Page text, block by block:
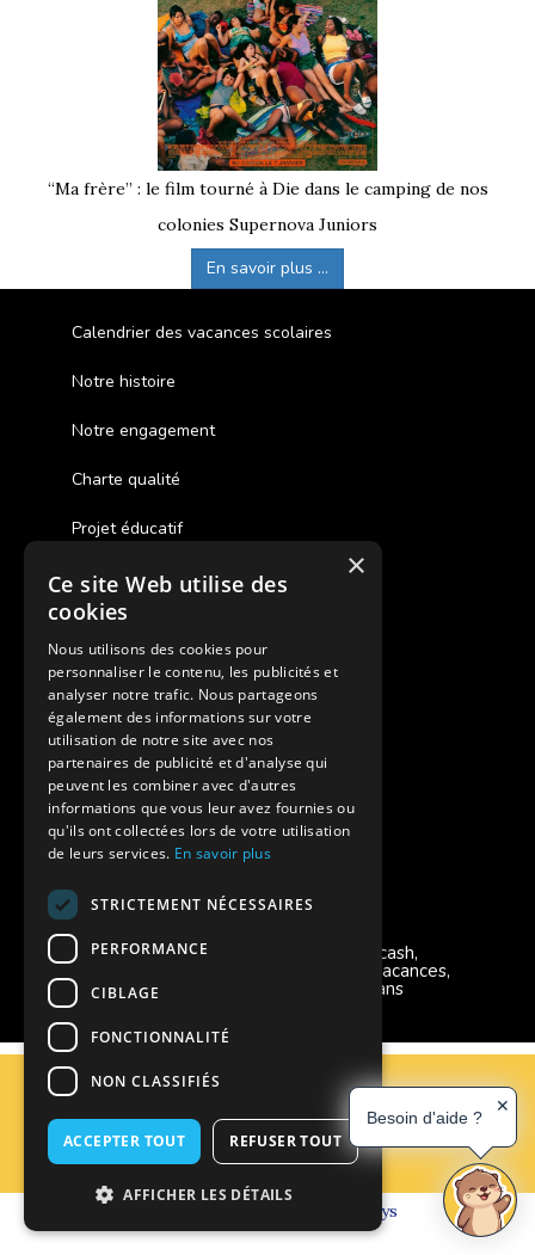
“Ma frère” : le film tourné à Die dans le camping de nos
colonies Supernova Juniors
En savoir plus ...
Calendrier des vacances scolaires
Notre histoire
Notre engagement
Charte qualité
Projet éducatif
Des colonies de vacances inclusives
Assurances annulations
Aides financières pour partir en colonie
Charte de confidentialité
Vacances Adaptées Adulte Supernova
Modes de règlement acceptés
Chèque, Virement, Espèces, Mandats cash,
Bons CAF, Conseil général, Chèques vacances,
Carte bancaire, Prise en charge reçu sans
règlement, Prélèvement, Pass Colo
Plan du site
Espace Professionnels
Vackélys
×
Ce site Web utilise des
cookies
Nous utilisons des cookies pour
personnaliser le contenu, les publicités et
analyser notre trafic. Nous partageons
également des informations sur votre
utilisation de notre site avec nos
partenaires de publicité et d'analyse qui
peuvent les combiner avec d'autres
informations que vous leur avez fournies ou
qu'ils ont collectées lors de votre utilisation
de leurs services. En savoir plus
STRICTEMENT NÉCESSAIRES
PERFORMANCE
CIBLAGE
FONCTIONNALITÉ
NON CLASSIFIÉS
ACCEPTER TOUT REFUSER TOUT
AFFICHER LES DÉTAILS
Besoin d'aide ?
✕